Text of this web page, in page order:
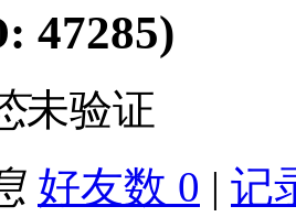
47285)
未验证
好友数 0 | 记